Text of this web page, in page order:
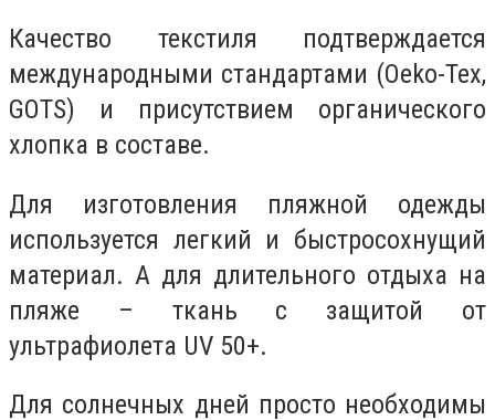
Качество текстиля подтверждается
международными стандартами (Oeko-Tex,
GOTS) и присутствием органического
хлопка в составе.
Для изготовления пляжной одежды
используется легкий и быстросохнущий
материал. А для длительного отдыха на
пляже – ткань с защитой от
ультрафиолета UV 50+.
Для солнечных дней просто необходимы